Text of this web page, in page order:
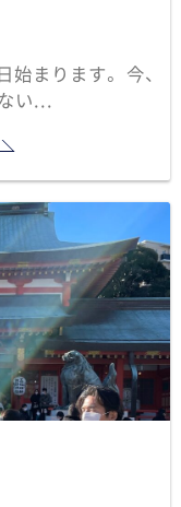
まります。 今、
い...